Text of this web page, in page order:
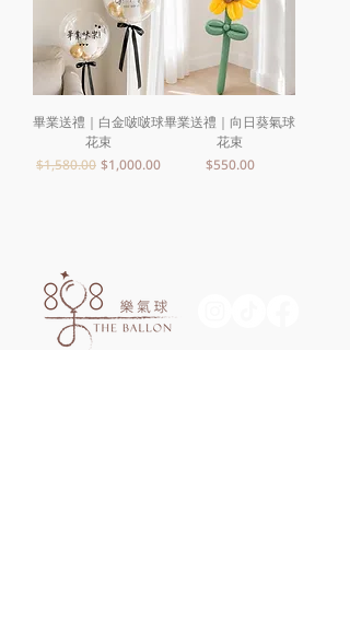
畢業送禮｜白金啵啵球
花束
一般價格
$1,580.00 促銷價格
$1,000.00
畢業送禮｜向日葵氣球
花束
價格
$550.00